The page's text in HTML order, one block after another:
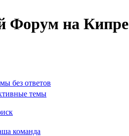
Форум на Кипре
без ответов
темы
команда